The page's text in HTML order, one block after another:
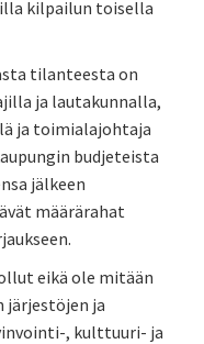
kilpailun toisella
tilanteesta on
ja lautakunnalla,
ja toimialajohtaja
budjeteista
jälkeen
määrärahat
eikä ole mitään
järjestöjen ja
, kulttuuri- ja